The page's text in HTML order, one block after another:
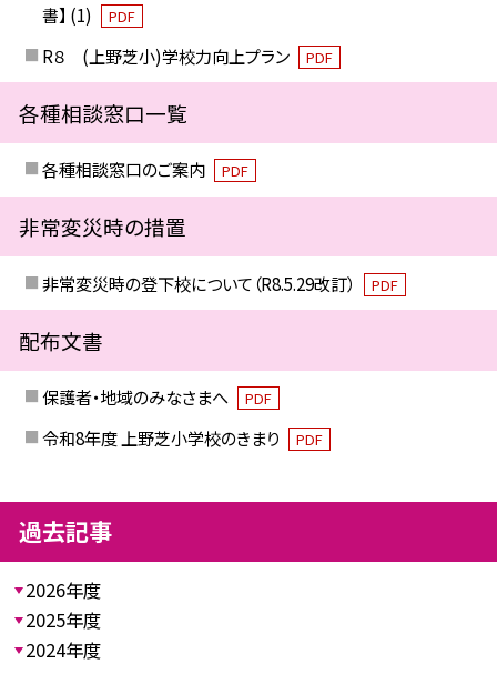
書】 (1)
PDF
R８ (上野芝小)学校力向上プラン PDF
各種相談窓口一覧
各種相談窓口のご案内 PDF
非常変災時の措置
非常変災時の登下校について（R8.5.29改訂） PDF
配布文書
保護者・地域のみなさまへ PDF
令和8年度 上野芝小学校のきまり PDF
過去記事
2026年度
2025年度
2024年度